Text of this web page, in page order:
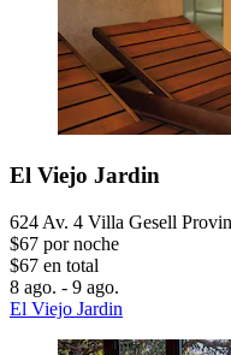
El Viejo Jardin
624 Av. 4 Villa Gesell
$67 por noche
$67 en total
8 ago. - 9 ago.
El Viejo Jardin